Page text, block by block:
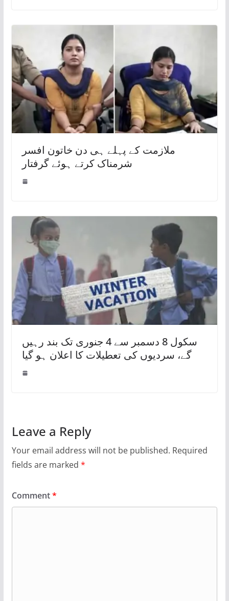
ملازمت کے پہلے ہی دن خاتون افسر
شرمناک کرتے ہوئے گرفتار
سکول 8 دسمبر سے 4 جنوری تک بند رہیں
گے، سردیوں کی تعطیلات کا اعلان ہو گیا
Leave a Reply
Your email address will not be published. Required
fields are marked *
Comment*